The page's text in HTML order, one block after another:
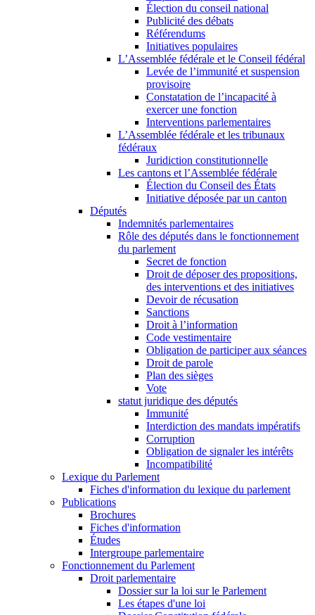
Élection du conseil national
Publicité des débats
Référendums
Initiatives populaires
L’Assemblée fédérale et le Conseil fédéral
Levée de l’immunité et suspension
provisoire
Constatation de l’incapacité à
exercer une fonction
Interventions parlementaires
L’Assemblée fédérale et les tribunaux
fédéraux
Juridiction constitutionnelle
Les cantons et l’Assemblée fédérale
Élection du Conseil des États
Initiative déposée par un canton
Députés
Indemnités parlementaires
Rôle des députés dans le fonctionnement
du parlement
Secret de fonction
Droit de déposer des propositions,
des interventions et des initiatives
Devoir de récusation
Sanctions
Droit à l’information
Code vestimentaire
Obligation de participer aux séances
Droit de parole
Plan des sièges
Vote
statut juridique des députés
Immunité
Interdiction des mandats impératifs
Corruption
Obligation de signaler les intérêts
Incompatibilité
Lexique du Parlement
Fiches d'information du lexique du parlement
Publications
Brochures
Fiches d'information
Études
Intergroupe parlementaire
Fonctionnement du Parlement
Droit parlementaire
Dossier sur la loi sur le Parlement
Les étapes d'une loi